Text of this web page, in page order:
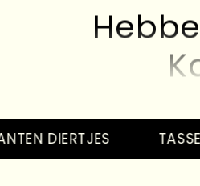
DIERTJES TASSEN